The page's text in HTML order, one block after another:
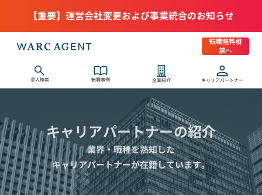
【重要】運営会社変更および事業統合のお知らせ
転職無料相
談へ
求人検索 転職事例 企業紹介 キャリアパートナー
キャリアパートナーの紹介
業界・職種を熟知した
キャリアパートナーが在籍しています。